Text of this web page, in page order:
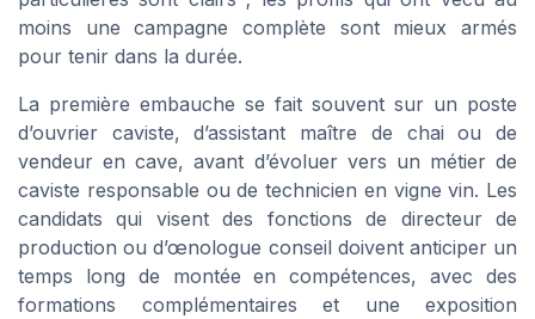
moins une campagne complète sont mieux armés
pour tenir dans la durée.
La première embauche se fait souvent sur un poste
d’ouvrier caviste, d’assistant maître de chai ou de
vendeur en cave, avant d’évoluer vers un métier de
caviste responsable ou de technicien en vigne vin. Les
candidats qui visent des fonctions de directeur de
production ou d’œnologue conseil doivent anticiper un
temps long de montée en compétences, avec des
formations complémentaires et une exposition